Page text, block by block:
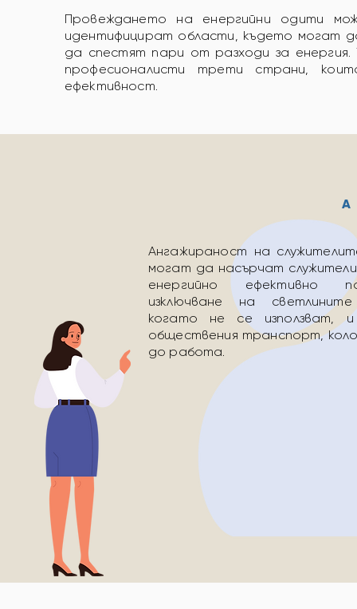
Ангажираност на
могат да насърчат
енергийно ефективно
изключване на
когато не се използват,
обществения транспорт,
до работа.
Провеждането на енергийни одити
идентифицират области, където могат
да спестят пари от разходи за
професионалисти трети страни,
ефективност.